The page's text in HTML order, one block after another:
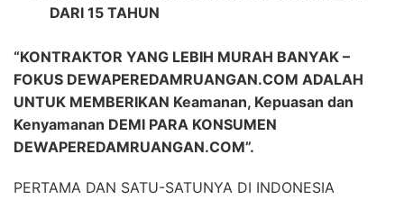
DARI 15 TAHUN
“KONTRAKTOR YANG LEBIH MURAH BANYAK –
FOKUS DEWAPEREDAMRUANGAN.COM ADALAH
UNTUK MEMBERIKAN Keamanan, Kepuasan dan
Kenyamanan DEMI PARA KONSUMEN
DEWAPEREDAMRUANGAN.COM”.
PERTAMA DAN SATU-SATUNYA DI INDONESIA